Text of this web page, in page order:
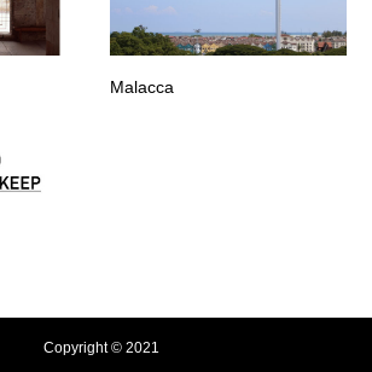
Malacca
Copyright © 2021